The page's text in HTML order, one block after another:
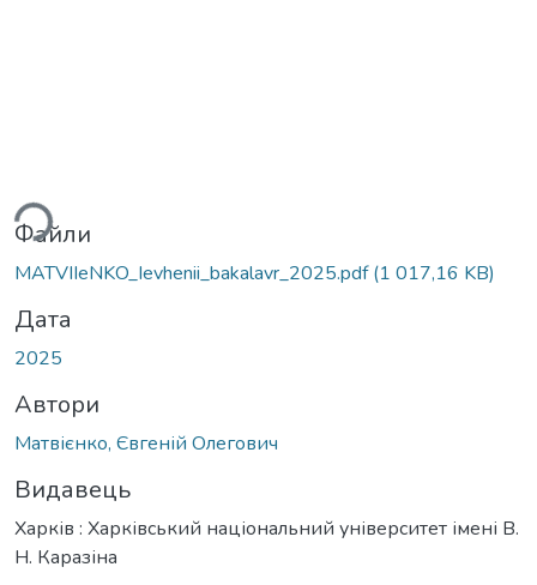
Файли
MATVIIeNKO_Ievhenii_bakalavr_2025.pdf(1 017,16 KB)
Дата
2025
Автори
Матвієнко, Євгеній Олегович
Видавець
Харків : Харківський національний університет імені В.
Н. Каразіна